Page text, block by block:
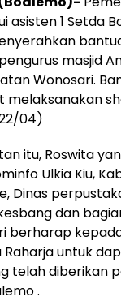
asisten 1 Setda
masjid
Wonosari.
melaksanakan
04)
itu, Roswita
Ulkia Kiu,
Dinas
dan
berharap
Raharja untuk
telah diberikan
.